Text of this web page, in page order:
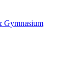
Gymnasium